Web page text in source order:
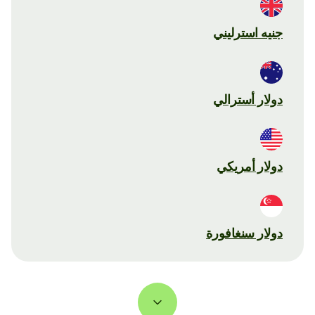
جنيه استرليني
دولار أسترالي
دولار أمريكي
دولار سنغافورة